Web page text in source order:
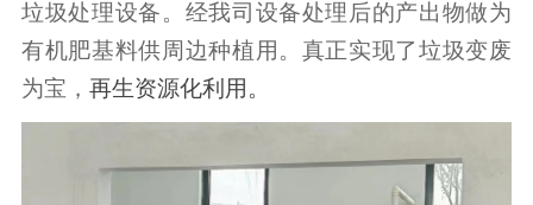
垃圾处理设备。经我司设备处理后的产出物做为
有机肥基料供周边种植用。真正实现了垃圾变废
为宝， 再生资源化利 用 。